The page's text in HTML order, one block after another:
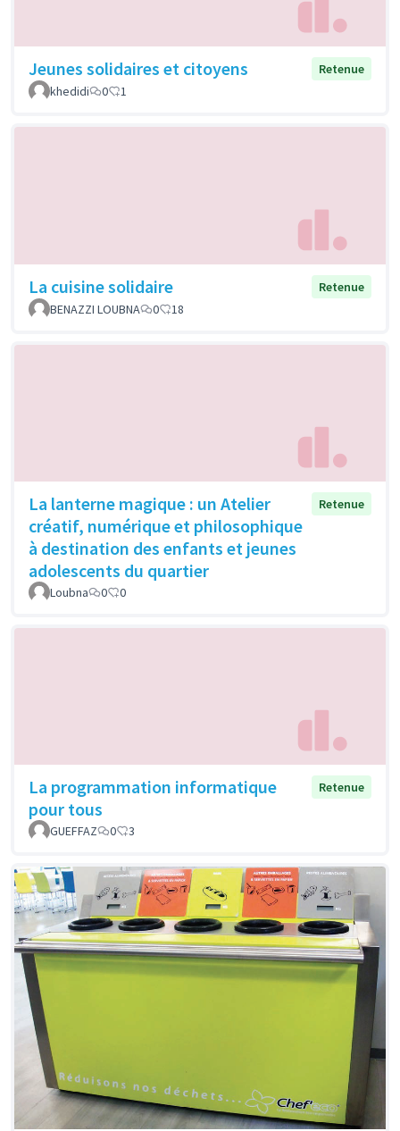
Jeunes solidaires et citoyens
Retenue
khedidi
0 1
La cuisine solidaire
Retenue
BENAZZI LOUBNA
0 18
La lanterne magique : un Atelier
créatif, numérique et philosophique
à destination des enfants et jeunes
adolescents du quartier
Retenue
Loubna 0 0
La programmation informatique
pour tous
Retenue
GUEFFAZ 0 3